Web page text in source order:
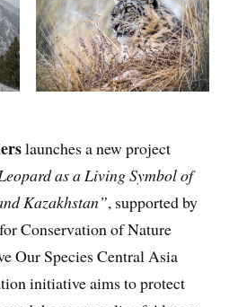
launches a new project
as a Living Symbol of
Kazakhstan”, supported by
Conservation of Nature
Our Species Central Asia
initiative aims to protect